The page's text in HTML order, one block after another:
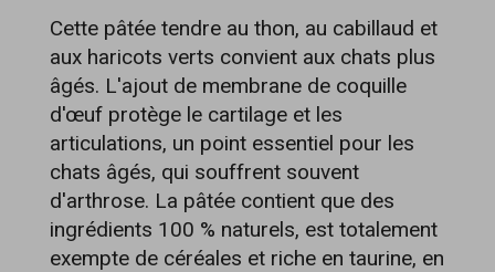
Cette pâtée tendre au thon, au cabillaud et
aux haricots verts convient aux chats plus
âgés. L'ajout de membrane de coquille
d'œuf protège le cartilage et les
articulations, un point essentiel pour les
chats âgés, qui souffrent souvent
d'arthrose. La pâtée contient que des
ingrédients 100 % naturels, est totalement
exempte de céréales et riche en taurine, en